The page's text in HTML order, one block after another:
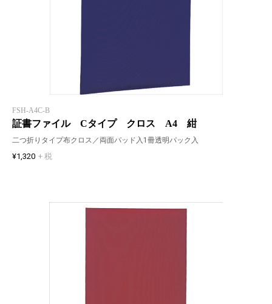
FSH-A4C-B
証書ファイル Cタイプ クロス A4 紺
二つ折りタイプ布クロス／両面パッド入1冊透明パック入
¥1,320 + 税